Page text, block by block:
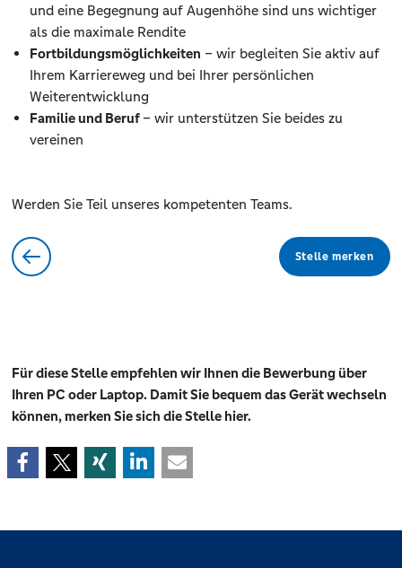
und eine Begegnung auf Augenhöhe sind uns wichtiger
als die maximale Rendite
Fortbildungsmöglichkeiten – wir begleiten Sie aktiv auf
Ihrem Karriereweg und bei Ihrer persönlichen
Weiterentwicklung
Familie und Beruf– wir unterstützen Sie beides zu
vereinen
Werden Sie Teil unseres kompetenten Teams.
Stelle merken
Für diese Stelle empfehlen wir Ihnen die Bewerbung über
Ihren PC oder Laptop. Damit Sie bequem das Gerät wechseln
können, merken Sie sich die Stelle hier.